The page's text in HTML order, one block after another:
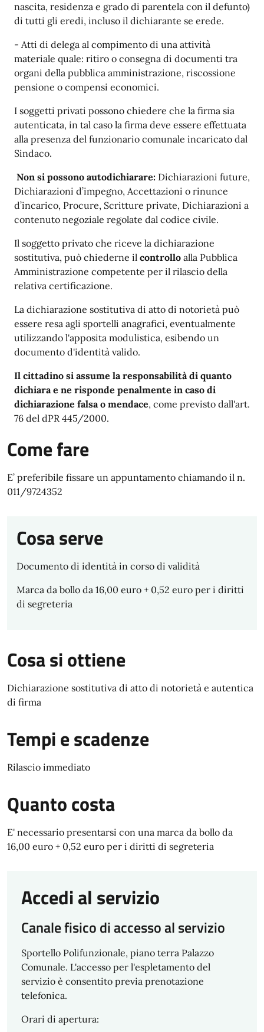
nascita, residenza e grado di parentela con il defunto)
di tutti gli eredi, incluso il dichiarante se erede.
- Atti di delega al compimento di una attività
materiale quale: ritiro o consegna di documenti tra
organi della pubblica amministrazione, riscossione
pensione o compensi economici.
I soggetti privati possono chiedere che la firma sia
autenticata, in tal caso la firma deve essere effettuata
alla presenza del funzionario comunale incaricato dal
Sindaco.
Non si possono autodichiarare: Dichiarazioni future,
Dichiarazioni d’impegno, Accettazioni o rinunce
d’incarico, Procure, Scritture private, Dichiarazioni a
contenuto negoziale regolate dal codice civile.
Il soggetto privato che riceve la dichiarazione
sostitutiva, può chiederne il controllo alla Pubblica
Amministrazione competente per il rilascio della
relativa certificazione.
La dichiarazione sostitutiva di atto di notorietà può
essere resa agli sportelli anagrafici, eventualmente
utilizzando l'apposita modulistica, esibendo un
documento d'identità valido.
Il cittadino si assume la responsabilità di quanto
dichiara e ne risponde penalmente in caso di
dichiarazione falsa o mendace, come previsto dall'art.
76 del dPR 445/2000.
Come fare
E’ preferibile fissare un appuntamento chiamando il n.
011/9724352
Cosa serve
Documento di identità in corso di validità
Marca da bollo da 16,00 euro + 0,52 euro per i diritti
di segreteria
Cosa si ottiene
Dichiarazione sostitutiva di atto di notorietà e autentica
di firma
Tempi e scadenze
Rilascio immediato
Quanto costa
E' necessario presentarsi con una marca da bollo da
16,00 euro + 0,52 euro per i diritti di segreteria
Accedi al servizio
Canale fisico di accesso al servizio
Sportello Polifunzionale, piano terra Palazzo
Comunale. L'accesso per l'espletamento del
servizio è consentito previa prenotazione
telefonica.
Orari di apertura: